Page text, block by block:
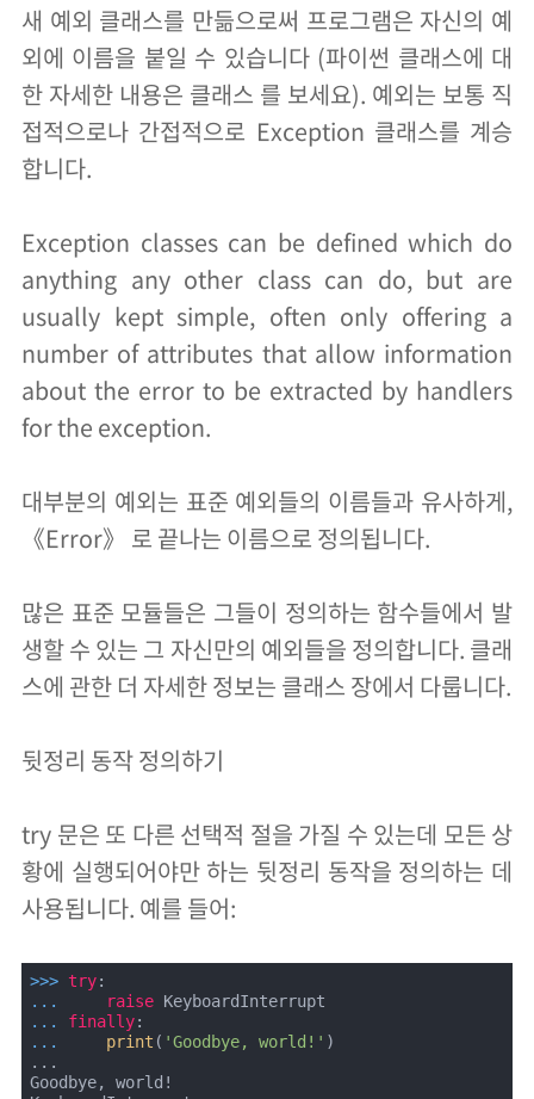
새 예외 클래스를 만듦으로써 프로그램은 자신의 예
외에 이름을 붙일 수 있습니다 (파이썬 클래스에 대
한 자세한 내용은 클래스 를 보세요). 예외는 보통 직
접적으로나 간접적으로 Exception 클래스를 계승
합니다.
Exception classes can be defined which do
anything any other class can do, but are
usually kept simple, often only offering a
number of attributes that allow information
about the error to be extracted by handlers
for the exception.
대부분의 예외는 표준 예외들의 이름들과 유사하게,
《Error》 로 끝나는 이름으로 정의됩니다.
많은 표준 모듈들은 그들이 정의하는 함수들에서 발
생할 수 있는 그 자신만의 예외들을 정의합니다. 클래
스에 관한 더 자세한 정보는 클래스 장에서 다룹니다.
뒷정리 동작 정의하기
try 문은 또 다른 선택적 절을 가질 수 있는데 모든 상
황에 실행되어야만 하는 뒷정리 동작을 정의하는 데
사용됩니다. 예를 들어:
>>> try
...
raise
... finally
...
print ( 'Goodbye, world!' )
...
Goodbye, world!